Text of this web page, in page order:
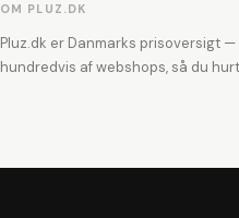
OM PLUZ.DK
Pluz.dk er Danmarks prisoversigt
hundredvis af webshops, så du